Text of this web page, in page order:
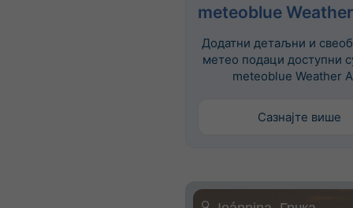
meteoblue
Додатни детаљни и
метео подаци доступни
meteoblue Weather
Сазнајте више